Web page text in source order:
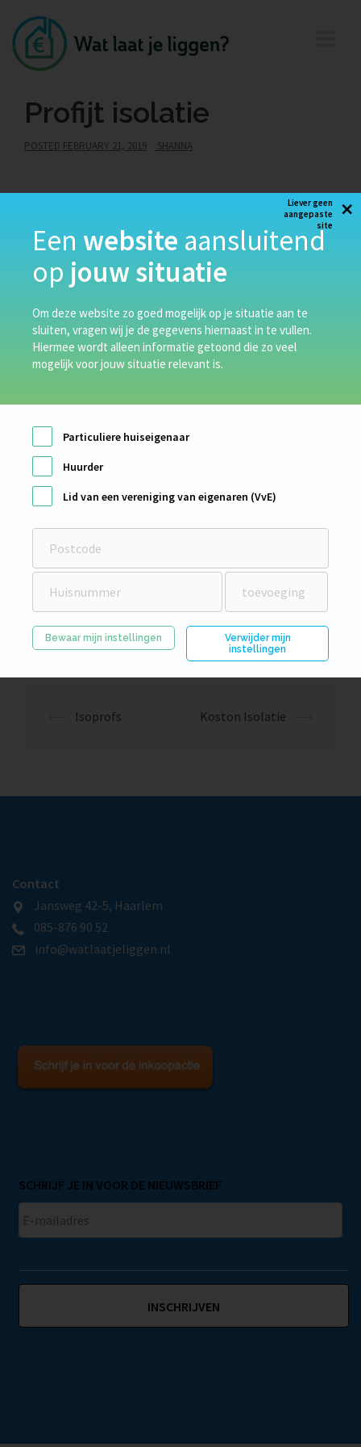
Profijt isolatie
POSTED FEBRUARY 21, 2019 SHANNA
Heidevlinder 24, Holten
0548 546 055
Profijt Isolatie is actief in zowel de particuliere markt
als dakisolatie kunt u bij Profijt Isolatie terecht.
Isoprofs Koston Isolatie
Een website aansluitend
op jouw situatie
Om deze website zo goed mogelijk op je situatie aan te
sluiten, vragen wij je de gegevens hiernaast in te vullen.
Hiermee wordt alleen informatie getoond die zo veel
mogelijk voor jouw situatie relevant is.
Liever geen
aangepaste
site
×
Particuliere huiseigenaar
Huurder
Lid van een vereniging van eigenaren (VvE)
Bewaar mijn instellingen
Verwijder mijn
instellingen
Contact
Jansweg 42-5, Haarlem
085-876 90 52
info@watlaatjeliggen.nl
SCHRIJF JE IN VOOR DE NIEUWSBRIEF